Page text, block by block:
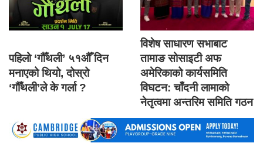
पहिलो ‘गौँथली’ ५१औँ दिन
मनाएको थियो, दोस्रो
‘गौँथली’ले के गर्ला ?
विशेष साधारण सभाबाट
तामाङ सोसाइटी अफ
अमेरिकाको कार्यसमिति
विघटन: चाँदनी लामाको
नेतृत्वमा अन्तरिम समिति गठन